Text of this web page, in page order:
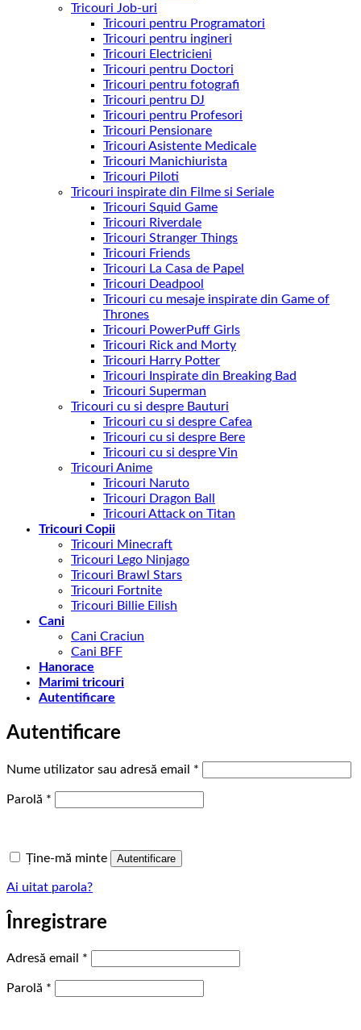
Tricouri Job-uri
Tricouri pentru Programatori
Tricouri pentru ingineri
Tricouri Electricieni
Tricouri pentru Doctori
Tricouri pentru fotografi
Tricouri pentru DJ
Tricouri pentru Profesori
Tricouri Pensionare
Tricouri Asistente Medicale
Tricouri Manichiurista
Tricouri Piloti
Tricouri inspirate din Filme si Seriale
Tricouri Squid Game
Tricouri Riverdale
Tricouri Stranger Things
Tricouri Friends
Tricouri La Casa de Papel
Tricouri Deadpool
Tricouri cu mesaje inspirate din Game of
Thrones
Tricouri PowerPuff Girls
Tricouri Rick and Morty
Tricouri Harry Potter
Tricouri Inspirate din Breaking Bad
Tricouri Superman
Tricouri cu si despre Bauturi
Tricouri cu si despre Cafea
Tricouri cu si despre Bere
Tricouri cu si despre Vin
Tricouri Anime
Tricouri Naruto
Tricouri Dragon Ball
Tricouri Attack on Titan
Tricouri Copii
Tricouri Minecraft
Tricouri Lego Ninjago
Tricouri Brawl Stars
Tricouri Fortnite
Tricouri Billie Eilish
Cani
Cani Craciun
Cani BFF
Hanorace
Marimi tricouri
Autentificare
Autentificare
Nume utilizator sau adresă email *
Parolă *
Ține-mă minte Autentificare
Ai uitat parola?
Înregistrare
Adresă email *
Parolă *